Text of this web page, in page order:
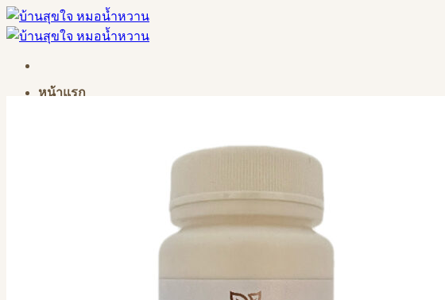
Skip
to
content
หน้าแรก
วิธีเข้าเรียนทางเว็บไซต์บ้านสุขใจ